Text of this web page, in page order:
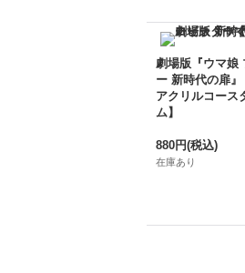
劇場版『ウマ娘
ー 新時代の扉』
アクリルコース
ム】
880円(税込)
在庫あり